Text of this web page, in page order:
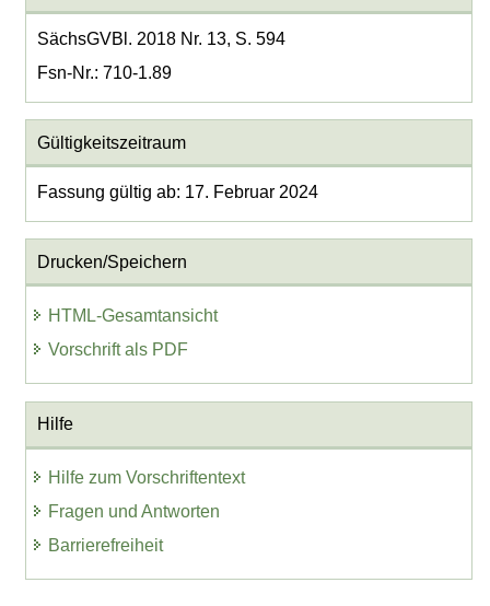
SächsGVBl. 2018 Nr. 13, S. 594
Fsn-Nr.: 710-1.89
Gültigkeitszeitraum
Fassung gültig ab: 17. Februar 2024
Drucken/Speichern
HTML-Gesamtansicht
Vorschrift als PDF
Hilfe
Hilfe zum Vorschriftentext
Fragen und Antworten
Barrierefreiheit